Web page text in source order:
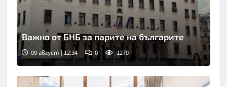
Важно от БНБ за парите на българите
09 август | 12:34 0 1279